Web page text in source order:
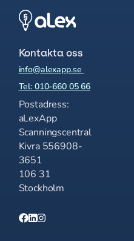
Kontakta oss
info@alexapp.se
Tel: 010-660 05 66
Postadress:
aLexApp
Scanningscentral
Kivra 556908-
3651
106 31
Stockholm